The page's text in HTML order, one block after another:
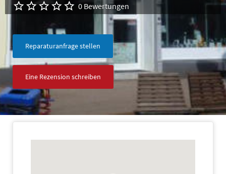
0 Bewertungen
Reparaturanfrage stellen
Eine Rezension schreiben